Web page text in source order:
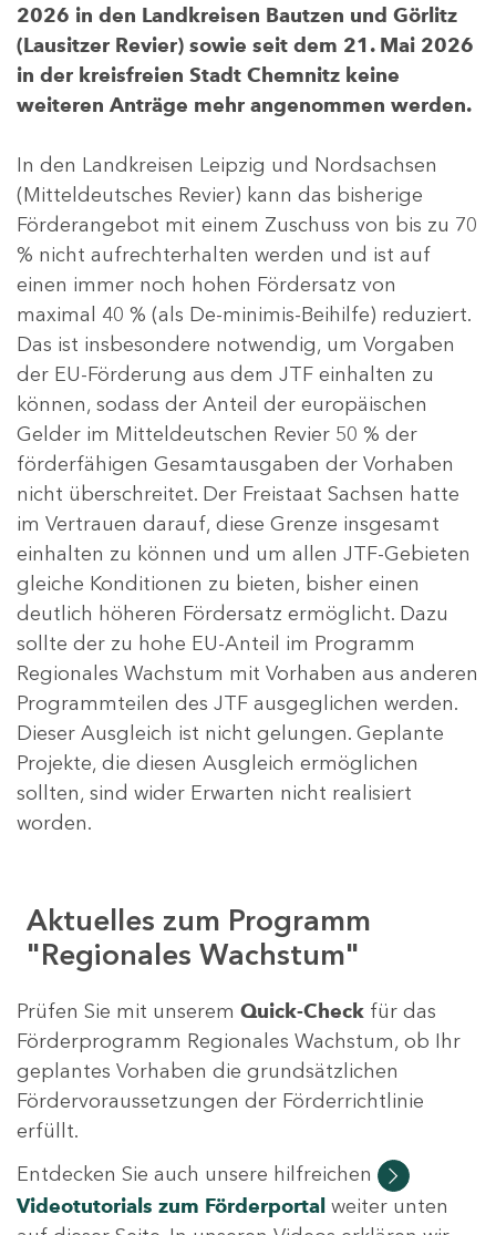
2026 in den Landkreisen Bautzen und Görlitz
(Lausitzer Revier) sowie seit dem 21. Mai 2026
in der kreisfreien Stadt Chemnitz keine
weiteren Anträge mehr angenommen werden.
In den Landkreisen Leipzig und Nordsachsen
(Mitteldeutsches Revier) kann das bisherige
Förderangebot mit einem Zuschuss von bis zu 70
% nicht aufrechterhalten werden und ist auf
einen immer noch hohen Fördersatz von
maximal 40 % (als De-minimis-Beihilfe) reduziert.
Das ist insbesondere notwendig, um Vorgaben
der EU-Förderung aus dem JTF einhalten zu
können, sodass der Anteil der europäischen
Gelder im Mitteldeutschen Revier 50 % der
förderfähigen Gesamtausgaben der Vorhaben
nicht überschreitet. Der Freistaat Sachsen hatte
im Vertrauen darauf, diese Grenze insgesamt
einhalten zu können und um allen JTF-Gebieten
gleiche Konditionen zu bieten, bisher einen
deutlich höheren Fördersatz ermöglicht. Dazu
sollte der zu hohe EU-Anteil im Programm
Regionales Wachstum mit Vorhaben aus anderen
Programmteilen des JTF ausgeglichen werden.
Dieser Ausgleich ist nicht gelungen. Geplante
Projekte, die diesen Ausgleich ermöglichen
sollten, sind wider Erwarten nicht realisiert
worden.
Aktuelles zum Programm
"Regionales Wachstum"
Prüfen Sie mit unserem Quick-Check für das
Förderprogramm Regionales Wachstum, ob Ihr
geplantes Vorhaben die grundsätzlichen
Fördervoraussetzungen der Förderrichtlinie
erfüllt.
Entdecken Sie auch unsere hilfreichen
Videotutorials zum Förderportal weiter unten